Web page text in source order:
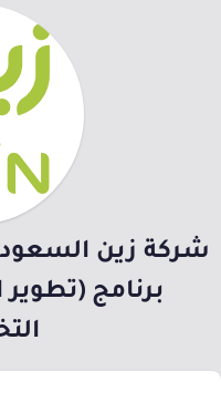
شركة زين
برنامج